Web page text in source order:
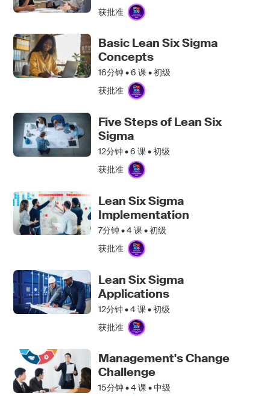
获批准
Basic Lean Six Sigma
Concepts
16分钟 •6 课 • 初级
获批准
Five Steps of Lean Six
Sigma
12分钟 •6 课 • 初级
获批准
Lean Six Sigma
Implementation
7分钟 •4课 • 初级
获批准
Lean Six Sigma
Applications
12分钟 •4课 • 初级
获批准
Management's Change
Challenge
15分钟 •4课 • 中级